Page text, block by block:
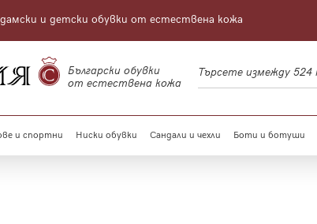
дамски и детски обувки от естествена кожа
Български обувки
от естествена кожа
и спортни Ниски обувки Сандали и чехли Боти и ботуши